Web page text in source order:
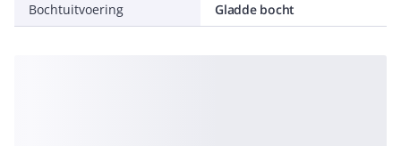
Bochtuitvoering
Gladde bocht